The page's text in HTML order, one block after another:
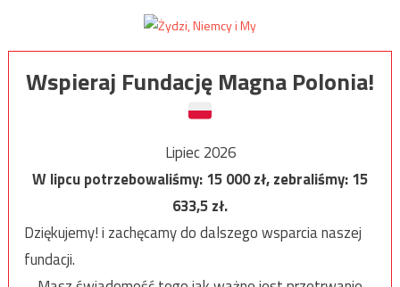
Wspieraj Fundację Magna Polonia!
Lipiec 2026
W lipcu potrzebowaliśmy:15 000zł, zebraliśmy:15
633,5zł.
Dziękujemy! i zachęcamy do dalszego wsparcia naszej
fundacji.